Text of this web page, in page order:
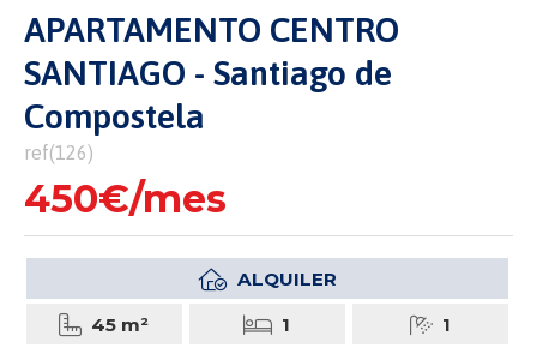
APARTAMENTO CENTRO
SANTIAGO - Santiago de
Compostela
ref(126)
450€/mes
ALQUILER
45 m² 1 1